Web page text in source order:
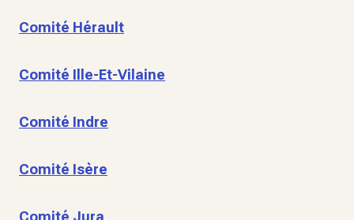
Comité Hérault
Comité Ille-Et-Vilaine
Comité Indre
Comité Isère
Comité Jura